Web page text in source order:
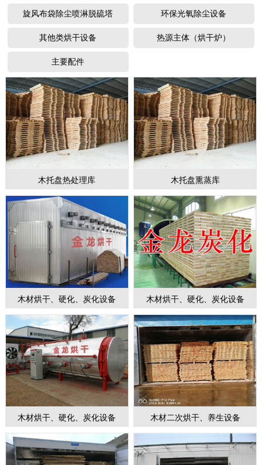
1 2 6 7
旋风布袋除尘喷淋脱硫塔 环保光氧除尘设备
其他类烘干设备 热源主体（烘干炉）
主要配件
木托盘热处理库 木托盘熏蒸库
木材烘干、硬化、炭化设备 木材烘干、硬化、炭化设备
木材烘干、硬化、炭化设备 木材二次烘干、养生设备